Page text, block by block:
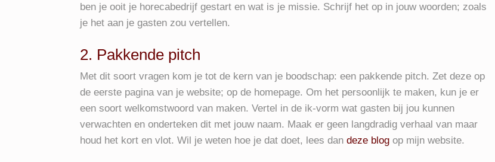
ben je ooit je horecabedrijf gestart en wat is je missie. Schrijf het op in jouw woorden; zoals
je het aan je gasten zou vertellen.
2. Pakkende pitch
Met dit soort vragen kom je tot de kern van je boodschap: een pakkende pitch. Zet deze op
de eerste pagina van je website; op de homepage. Om het persoonlijk te maken, kun je er
een soort welkomstwoord van maken. Vertel in de ik-vorm wat gasten bij jou kunnen
verwachten en onderteken dit met jouw naam. Maak er geen langdradig verhaal van maar
houd het kort en vlot. Wil je weten hoe je dat doet, lees dandeze blog op mijn website.